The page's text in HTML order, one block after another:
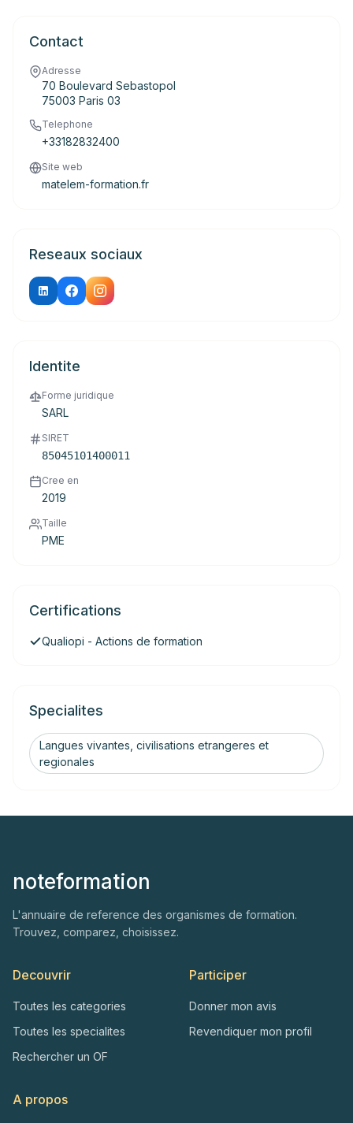
Contact
Adresse
70 Boulevard Sebastopol
75003 Paris 03
Telephone
+33182832400
Site web
matelem-formation.fr
Reseaux sociaux
Identite
Forme juridique
SARL
SIRET
85045101400011
Cree en
2019
Taille
PME
Certifications
Qualiopi - Actions de formation
Specialites
Langues vivantes, civilisations etrangeres et
regionales
noteformation
L'annuaire de reference des organismes de formation.
Trouvez, comparez, choisissez.
Decouvrir
Toutes les categories
Toutes les specialites
Rechercher un OF
Participer
Donner mon avis
Revendiquer mon profil
A propos